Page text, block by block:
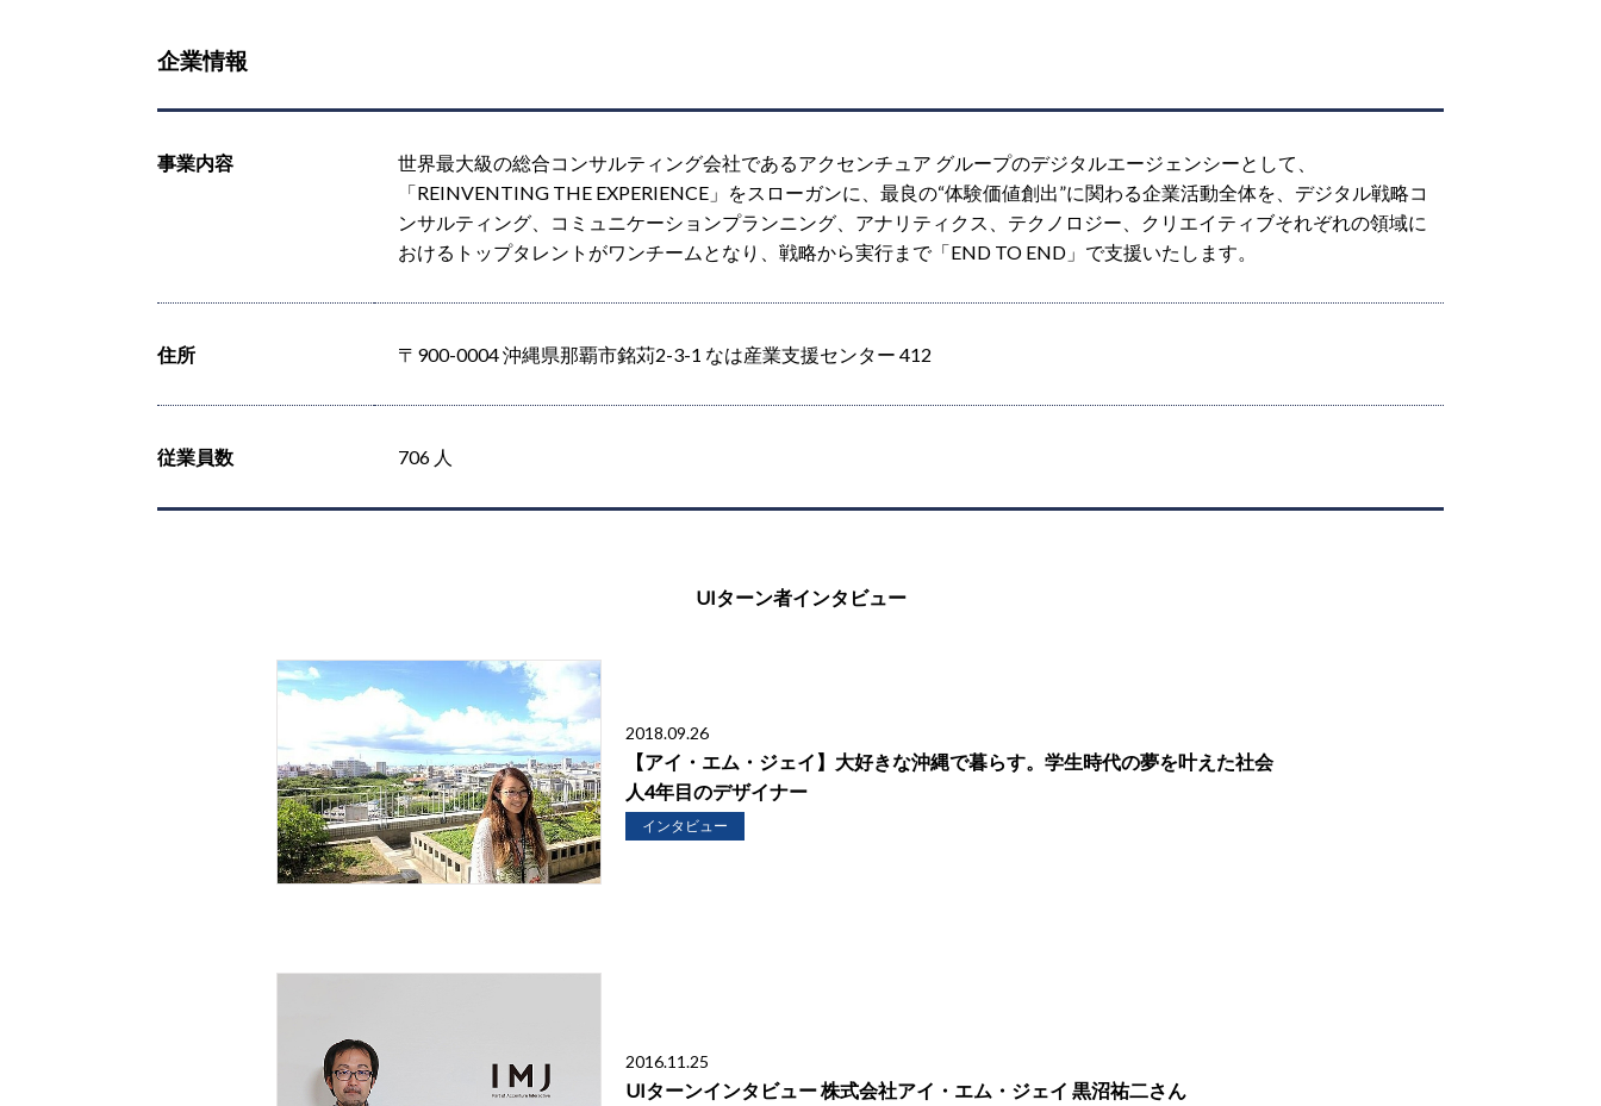
企業情報
事業内容
世界最大級の総合コンサルティング会社であるアクセンチュア グループのデジタルエージェンシーとして、
「REINVENTING THE EXPERIENCE」をスローガンに、最良の“体験価値創出”に関わる企業活動全体を、デジタル戦略コ
ンサルティング、コミュニケーションプランニング、アナリティクス、テクノロジー、クリエイティブそれぞれの領域に
おけるトップタレントがワンチームとなり、戦略から実行まで「END TO END」で支援いたします。
住所 〒900-0004 沖縄県那覇市銘苅2-3-1 なは産業支援センター 412
従業員数 706 人
UIターン者インタビュー
2018.09.26
【アイ・エム・ジェイ】大好きな沖縄で暮らす。学生時代の夢を叶えた社会
人4年目のデザイナー
インタビュー
2016.11.25
UIターンインタビュー 株式会社アイ・エム・ジェイ 黒沼祐二さん